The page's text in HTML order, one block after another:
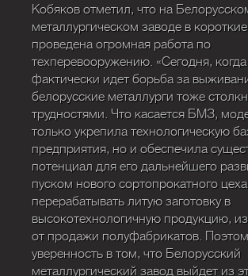
Кобяков отметил, что на
металлургическом заводе в
проведена огромная работа по
техперевооружению. «Сегодня,
фактически идет борьба за
белорусские металлурги тоже
трудностями. Что касается БМЗ,
только укрепила технологическую
предприятия, но и обеспечила
потенциал для его дальнейшего
пуском нового сортопрокатного
перерабатывать литую заготовку в
высокотехнологичную продукцию,
от продажи полуфабрикатов.
уверенность в том, что Белорусский
металлургический завод выйдет из